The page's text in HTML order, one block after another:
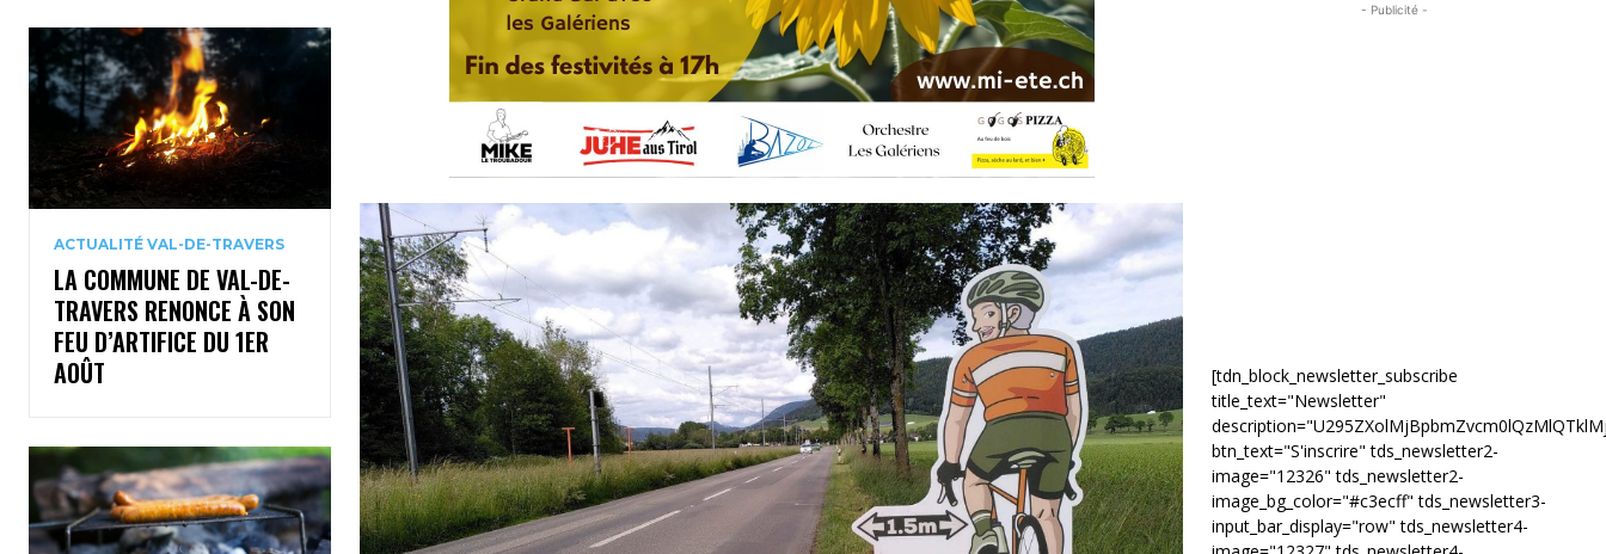
ACTUALITÉ VAL-DE-TRAVERS
LA COMMUNE DE VAL-DE-
TRAVERS RENONCE À SON
FEU D’ARTIFICE DU 1ER
AOÛT
- Publicité -
[tdn_block_newsletter_subscribe
title_text="Newsletter"
btn_text="S'inscrire" tds_newsletter2-
image="12326" tds_newsletter2-
image_bg_color="#c3ecff" tds_newsletter3-
input_bar_display="row" tds_newsletter4-